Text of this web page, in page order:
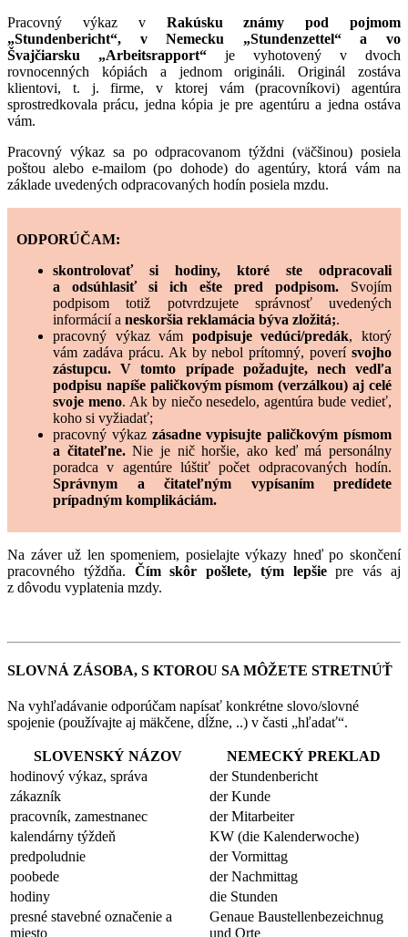
Pracovný výkaz v Rakúsku známy pod pojmom
„Stundenbericht“, v Nemecku „Stundenzettel“ a vo
Švajčiarsku „Arbeitsrapport“ je vyhotovený v dvoch
rovnocenných kópiách a jednom origináli. Originál zostáva
klientovi, t. j. firme, v ktorej vám (pracovníkovi) agentúra
sprostredkovala prácu, jedna kópia je pre agentúru a jedna ostáva
vám.
Pracovný výkaz sa po odpracovanom týždni (väčšinou) posiela
poštou alebo e-mailom (po dohode) do agentúry, ktorá vám na
základe uvedených odpracovaných hodín posiela mzdu.
ODPORÚČAM:
skontrolovať si hodiny, ktoré ste odpracovali
a odsúhlasiť si ich ešte pred podpisom. Svojím
podpisom totiž potvrdzujete správnosť uvedených
informácií a neskoršia reklamácia býva zložitá;.
pracovný výkaz vám podpisuje vedúci/predák, ktorý
vám zadáva prácu. Ak by nebol prítomný, poverí svojho
zástupcu. V tomto prípade požadujte, nech vedľa
podpisu napíše paličkovým písmom (verzálkou) aj celé
svoje meno. Ak by niečo nesedelo, agentúra bude vedieť,
koho si vyžiadať;
pracovný výkaz zásadne vypisujte paličkovým písmom
a čitateľne.Nie je nič horšie, ako keď má personálny
poradca v agentúre lúštiť počet odpracovaných hodín.
Správnym a čitateľným vypísaním predídete
prípadným komplikáciám.
Na záver už len spomeniem, posielajte výkazy hneď po skončení
pracovného týždňa. Čím skôr pošlete, tým lepšiepre vás aj
z dôvodu vyplatenia mzdy.
SLOVNÁ ZÁSOBA, S KTOROU SA MÔŽETE STRETNÚŤ
Na vyhľadávanie odporúčam napísať konkrétne slovo/slovné
spojenie (používajte aj mäkčene, dĺžne, ..) v časti „hľadať“.
SLOVENSKÝ NÁZOV
NEMECKÝ PREKLAD
hodinový výkaz, správa
der Stundenbericht
zákazník
der Kunde
pracovník, zamestnanec
der Mitarbeiter
kalendárny týždeň
KW (die Kalenderwoche)
predpoludnie
der Vormittag
poobede
der Nachmittag
hodiny
die Stunden
presné stavebné označenie a
miesto
Genaue Baustellenbezeichnug
und Orte